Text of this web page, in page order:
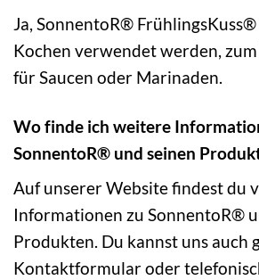
Ja, SonnentoR®
Kochen verwendet werden, zum
für Saucen oder Marinaden.
Wo finde ich weitere
SonnentoR® und seinen
Auf unserer Website findest du
Informationen zu SonnentoR®
Produkten. Du kannst uns auch
Kontaktformular oder